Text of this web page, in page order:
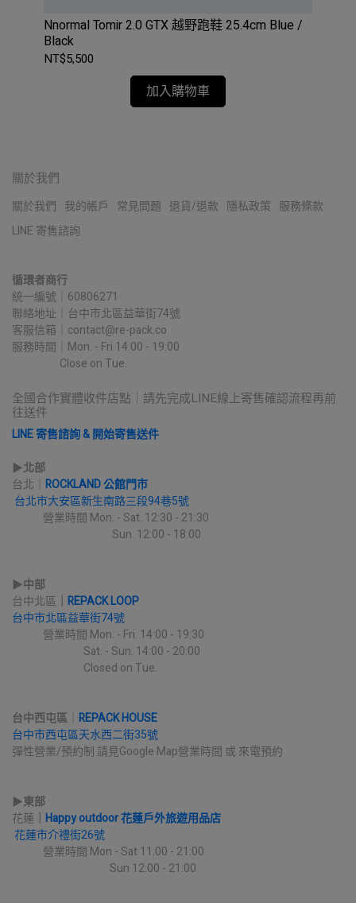
Nnormal Tomir 2.0 GTX 越野跑鞋 25.4cm Blue /
Black
NT$5,500
加入購物車
關於我們
關於我們 我的帳戶 常見問題 退貨/退款 隱私政策 服務條款
LINE 寄售諮詢
循環者商行
統一編號｜60806271
聯絡地址｜台中市北區益華街74號
客服信箱｜contact@re-pack.co
服務時間｜Mon. - Fri 14:00 - 19:00
Close on Tue.
全國合作實體收件店點｜請先完成LINE線上寄售確認流程再前
往送件
LINE 寄售諮詢 & 開始寄售送件
▶︎北部
台北｜ ROCKLAND 公館門市
台北市大安區新生南路三段94巷5號
營業時間 Mon. - Sat. 12:30 - 21:30
Sun. 12:00 - 18:00
▶︎中部
台中北區
REPACK LOOP
台中市北區益華街74號
營業時間 Mon. - Fri. 14:00 - 19:30
Sat. - Sun. 14:00 - 20:00
Closed on Tue.
台中西屯區
REPACK HOUSE
台中市西屯區天水西二街35號
彈性營業/預約制 請見Google Map營業時間 或 來電預約
▶︎東部
花蓮
Happy outdoor 花蓮戶外旅遊用品店
花蓮市介禮街26號
營業時間 Mon - Sat 11:00 - 21:00
Sun 12:00 - 21:00